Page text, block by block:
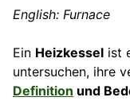
English: Furnace
Ein Heizkessel ist
untersuchen, ihre
Definition und